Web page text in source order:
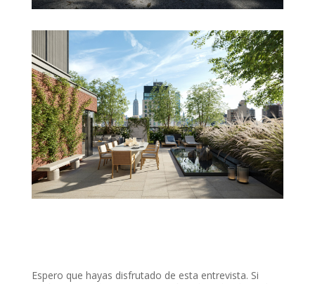
Espero que hayas disfrutado de esta entrevista. Si